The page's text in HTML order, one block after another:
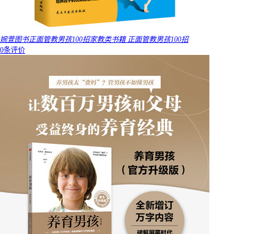
婉萱图书正面管教男孩100招家教类书籍 正面管教男孩100招
0条评价